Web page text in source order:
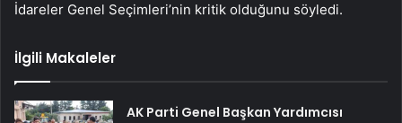
İdareler Genel Seçimleri’nin kritik olduğunu söyledi.
İlgili Makaleler
AK Parti Genel Başkan Yardımcısı